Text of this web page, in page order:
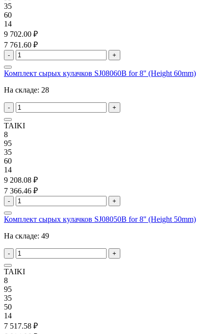
35
60
14
9 702.00 ₽
7 761.60 ₽
- +
Комплект сырых кулачков SJ08060B for 8'' (Height 60mm)
На складе: 28
- +
TAIKI
8
95
35
60
14
9 208.08 ₽
7 366.46 ₽
- +
Комплект сырых кулачков SJ08050B for 8'' (Height 50mm)
На складе: 49
- +
TAIKI
8
95
35
50
14
7 517.58 ₽